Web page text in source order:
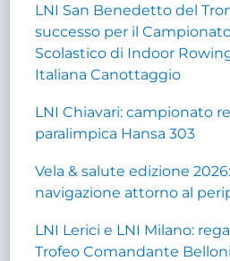
LNI San Benedetto del
successo per il
Scolastico di Indoor
Italiana Canottaggio
LNI Chiavari: campionato
paralimpica Hansa 303
Vela & salute edizione
navigazione attorno al
LNI Lerici e LNI Milano:
Trofeo Comandante Belloni